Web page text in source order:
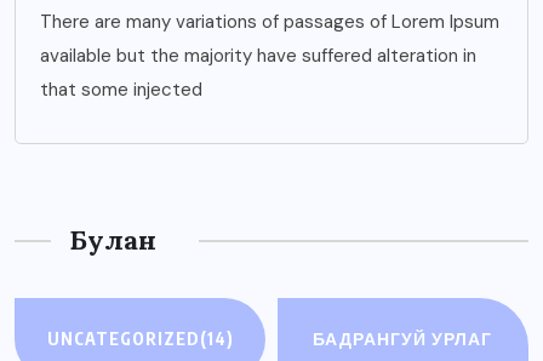
There are many variations of passages of Lorem Ipsum
available but the majority have suffered alteration in
that some injected
Булан
UNCATEGORIZED(14)
БАДРАНГУЙ УРЛАГ